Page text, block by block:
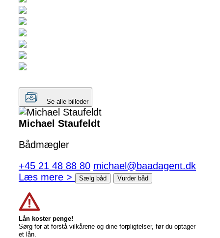
Se alle billeder
Michael Staufeldt
Bådmægler
+45 21 48 88 80 michael@baadagent.dk
Læs mere >
Sælg båd Vurder båd
Lån koster penge!
Sørg for at forstå vilkårene og dine forpligtelser, før du optager
et lån.